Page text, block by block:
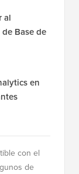
al
Base de
en
con el
de